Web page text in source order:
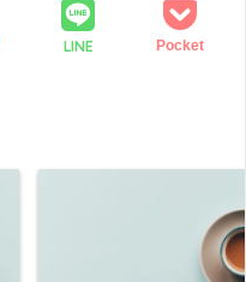
LINE Pocket